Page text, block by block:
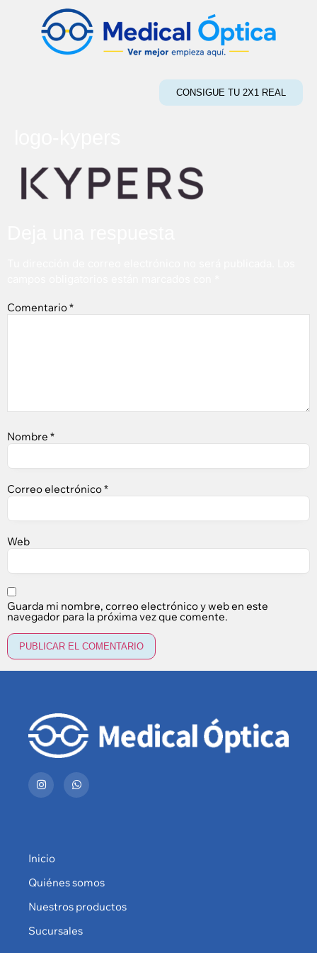
CONSIGUE TU 2X1 REAL
Comentario*
Nombre *
Correo electrónico*
Web
Guarda mi nombre, correo electrónico y web en este
navegador para la próxima vez que comente.
Inicio
Quiénes somos
Nuestros productos
Sucursales